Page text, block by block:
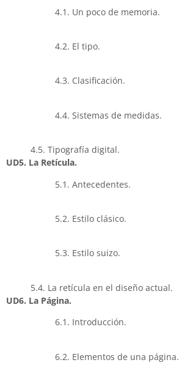
4.1. Un poco de memoria.
4.2. El tipo.
4.3. Clasificación.
4.4. Sistemas de medidas.
4.5. Tipografía digital.
UD5. La Retícula.
5.1. Antecedentes.
5.2. Estilo clásico.
5.3. Estilo suizo.
5.4. La retícula en el diseño actual.
UD6. La Página.
6.1. Introducción.
6.2. Elementos de una página.